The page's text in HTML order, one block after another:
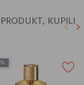
KUPILI
keyboard_arrow_leftkeyboard_arrow_right